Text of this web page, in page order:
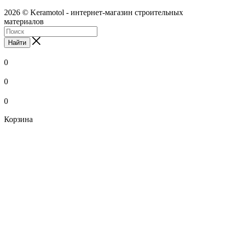
2026 © Keramotol - интернет-магазин строительных
материалов
Найти
0
0
0
Корзина